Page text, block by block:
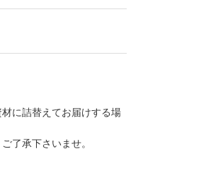
に詰替えてお届けする場
了承下さいませ。